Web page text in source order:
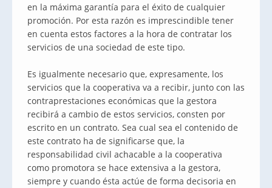
en la máxima garantía para el éxito de cualquier
promoción. Por esta razón es imprescindible tener
en cuenta estos factores a la hora de contratar los
servicios de una sociedad de este tipo.
Es igualmente necesario que, expresamente, los
servicios que la cooperativa va a recibir, junto con las
contraprestaciones económicas que la gestora
recibirá a cambio de estos servicios, consten por
escrito en un contrato. Sea cual sea el contenido de
este contrato ha de significarse que, la
responsabilidad civil achacable a la cooperativa
como promotora se hace extensiva a la gestora,
siempre y cuando ésta actúe de forma decisoria en